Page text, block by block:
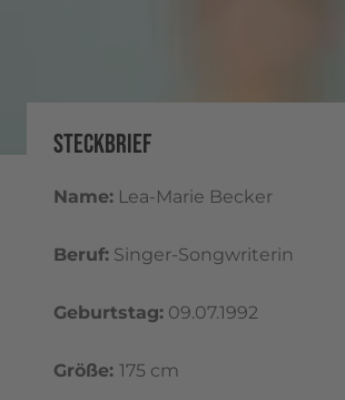
STECKBRIEF
Name: Lea-Marie Becker
Beruf: Singer-Songwriterin
Geburtstag: 09.07.1992
Größe: 175 cm